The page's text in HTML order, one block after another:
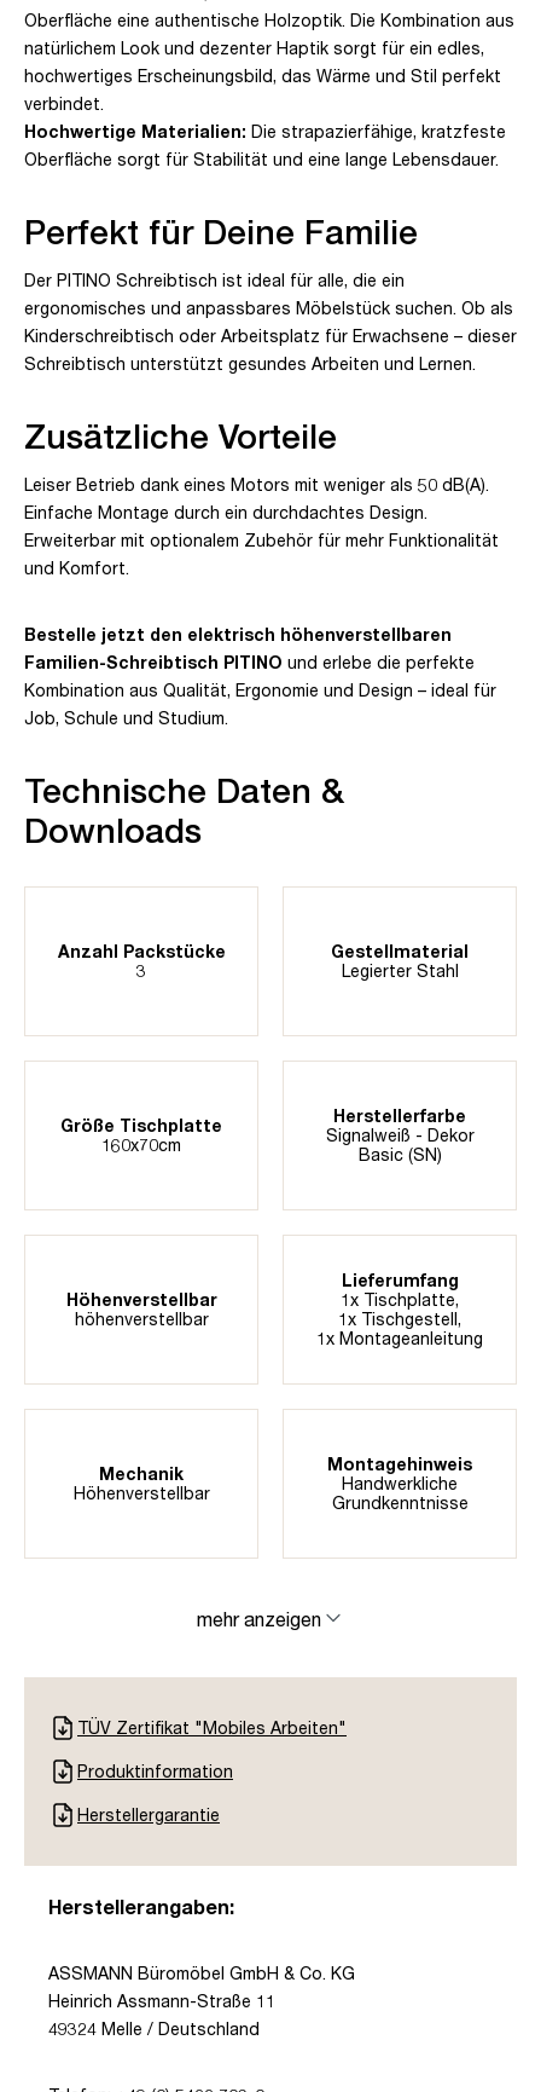
Oberfläche eine authentische Holzoptik. Die Kombination aus
natürlichem Look und dezenter Haptik sorgt für ein edles,
hochwertiges Erscheinungsbild, das Wärme und Stil perfekt
verbindet.
Hochwertige Materialien: Die strapazierfähige, kratzfeste
Oberfläche sorgt für Stabilität und eine lange Lebensdauer.
Perfekt für Deine Familie
Der PITINO Schreibtisch ist ideal für alle, die ein
ergonomisches und anpassbares Möbelstück suchen. Ob als
Kinderschreibtisch oder Arbeitsplatz für Erwachsene – dieser
Schreibtisch unterstützt gesundes Arbeiten und Lernen.
Zusätzliche Vorteile
Leiser Betrieb dank eines Motors mit weniger als 50 dB(A).
Einfache Montage durch ein durchdachtes Design.
Erweiterbar mit optionalem Zubehör für mehr Funktionalität
und Komfort.
Bestelle jetzt den elektrisch höhenverstellbaren
Familien-Schreibtisch PITINO und erlebe die perfekte
Kombination aus Qualität, Ergonomie und Design – ideal für
Job, Schule und Studium.
Technische Daten &
Downloads
Anzahl Packstücke
3
Gestellmaterial
Legierter Stahl
Größe Tischplatte
160x70cm
Herstellerfarbe
Signalweiß - Dekor
Basic (SN)
Höhenverstellbar
höhenverstellbar
Lieferumfang
1x Tischplatte,
1x Tischgestell,
1x Montageanleitung
Mechanik
Höhenverstellbar
Montagehinweis
Handwerkliche
Grundkenntnisse
mehr anzeigen
TÜV Zertifikat "Mobiles Arbeiten"
Produktinformation
Herstellergarantie
Herstellerangaben:
ASSMANN Büromöbel GmbH & Co. KG
Heinrich Assmann-Straße 11
49324 Melle / Deutschland